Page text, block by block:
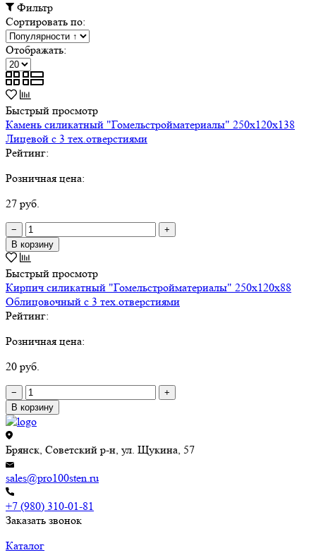
Фильтр
Сортировать по:
Отображать:
Быстрый просмотр
Камень силикатный "Гомельстройматериалы" 250х120х138
Лицевой с 3 тех.отверстиями
Рейтинг:
Розничная цена:
27 руб.
−
+
В корзину
Быстрый просмотр
Кирпич силикатный "Гомельстройматериалы" 250х120х88
Облицовочный с 3 тех.отверстиями
Рейтинг:
Розничная цена:
20 руб.
−
+
В корзину
Брянск, Советский р-н, ул. Щукина, 57
sales@pro100sten.ru
+7 (980) 310-01-81
Заказать звонок
Каталог